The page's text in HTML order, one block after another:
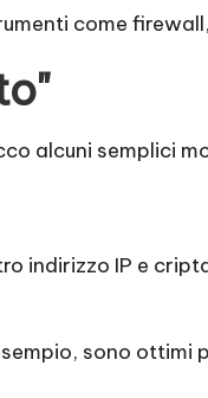
come
alcuni semplici
indirizzo IP e
sono ottimi